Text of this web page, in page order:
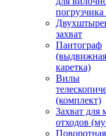
погрузчика
захват
Пантограф
(выдвижная
каретка)
Вилы
(комплект)
Захват для
отходов
Поворотная